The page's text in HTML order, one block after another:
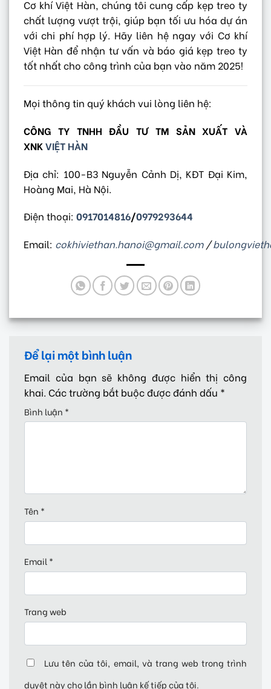
Cơ khí Việt Hàn, chúng tôi cung cấp kẹp treo ty
chất lượng vượt trội, giúp bạn tối ưu hóa dự án
với chi phí hợp lý. Hãy liên hệ ngay với Cơ khí
Việt Hàn để nhận tư vấn và báo giá kẹp treo ty
tốt nhất cho công trình của bạn vào năm 2025!
Mọi thông tin quý khách vui lòng liên hệ:
CÔNG TY TNHH ĐẦU TƯ TM SẢN XUẤT VÀ
XNKVIỆT HÀN
Địa chỉ: 100-B3 Nguyễn Cảnh Dị, KĐT Đại Kim,
Hoàng Mai, Hà Nội.
Điện thoại: 0917014816/0979293644
Email: cokhiviethan.hanoi@gmail.com/
Để lại một bình luận
Email của bạn sẽ không được hiển thị công
khai. Các trường bắt buộc được đánh dấu *
Bình luận *
Tên *
Email *
Trang web
Lưu tên của tôi, email, và trang web trong trình
duyệt này cho lần bình luận kế tiếp của tôi.